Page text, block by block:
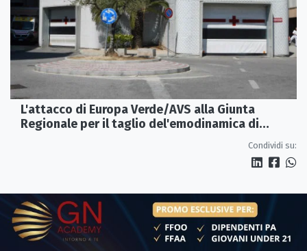
L'attacco di Europa Verde/AVS alla Giunta
Regionale per il taglio del'emodinamica di
Condividi su: